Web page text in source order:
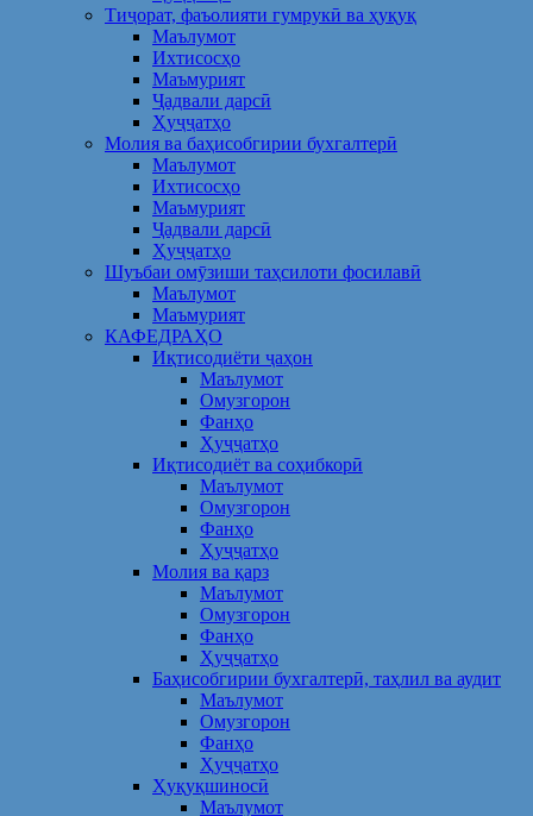
Тиҷорат, фаъолияти гумрукӣ ва ҳуқуқ
Маълумот
Ихтисосҳо
Маъмурият
Ҷадвали дарсӣ
Ҳуҷҷатҳо
Молия ва баҳисобгирии бухгалтерӣ
Маълумот
Ихтисосҳо
Маъмурият
Ҷадвали дарсӣ
Ҳуҷҷатҳо
Шуъбаи омӯзиши таҳсилоти фосилавӣ
Маълумот
Маъмурият
КАФЕДРАҲО
Иқтисодиёти ҷаҳон
Маълумот
Омузгорон
Фанҳо
Ҳуҷҷатҳо
Иқтисодиёт ва соҳибкорӣ
Маълумот
Омузгорон
Фанҳо
Ҳуҷҷатҳо
Молия ва қарз
Маълумот
Омузгорон
Фанҳо
Ҳуҷҷатҳо
Баҳисобгирии бухгалтерӣ, таҳлил ва аудит
Маълумот
Омузгорон
Фанҳо
Ҳуҷҷатҳо
Ҳуқуқшиносӣ
Маълумот